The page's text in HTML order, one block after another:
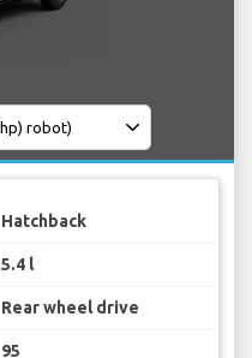
Hatchback
5.4 l
Rear wheel drive
95